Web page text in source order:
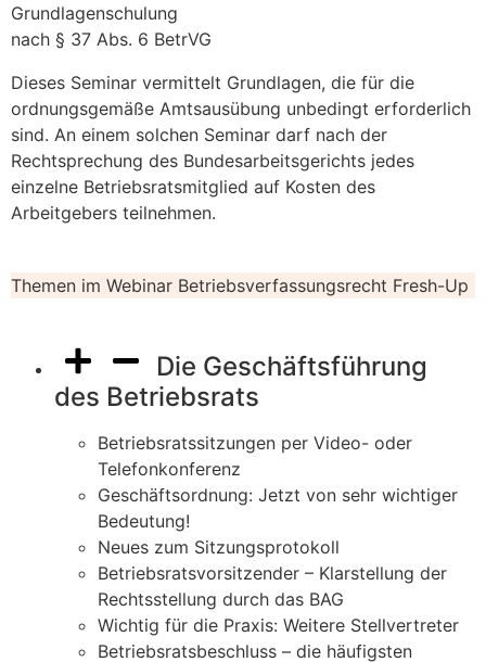
Grundlagenschulung
nach § 37 Abs. 6 BetrVG
Dieses Seminar vermittelt Grundlagen, die für die
ordnungsgemäße Amtsausübung unbedingt erforderlich
sind. An einem solchen Seminar darf nach der
Rechtsprechung des Bundesarbeitsgerichts jedes
einzelne Betriebsratsmitglied auf Kosten des
Arbeitgebers teilnehmen.
Themen im Webinar Betriebsverfassungsrecht Fresh-Up
Die Geschäftsführung
des Betriebsrats
Betriebsratssitzungen per Video- oder
Telefonkonferenz
Geschäftsordnung: Jetzt von sehr wichtiger
Bedeutung!
Neues zum Sitzungsprotokoll
Betriebsratsvorsitzender – Klarstellung der
Rechtsstellung durch das BAG
Wichtig für die Praxis: Weitere Stellvertreter
Betriebsratsbeschluss – die häufigsten